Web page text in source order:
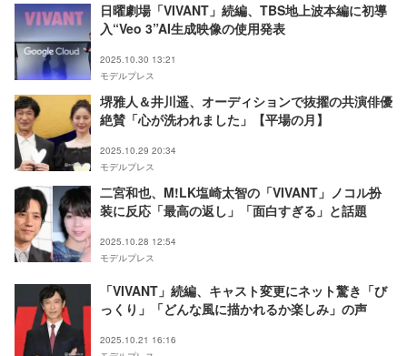
日曜劇場「VIVANT」続編、TBS地上波本編に初導
入“Veo 3”AI生成映像の使用発表
2025.10.30 13:21
モデルプレス
堺雅人＆井川遥、オーディションで抜擢の共演俳優
絶賛「心が洗われました」【平場の月】
2025.10.29 20:34
モデルプレス
二宮和也、M!LK塩崎太智の「VIVANT」ノコル扮
装に反応「最高の返し」「面白すぎる」と話題
2025.10.28 12:54
モデルプレス
「VIVANT」続編、キャスト変更にネット驚き「び
っくり」「どんな風に描かれるか楽しみ」の声
2025.10.21 16:16